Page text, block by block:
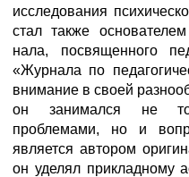
исследования
стал также
нала, посвященного
«Журнала по
внимание в своей
он занимался не
проблемами, но и
является автором
он уделял прикладному